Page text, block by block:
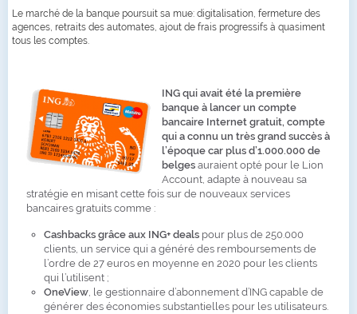
Le marché de la banque poursuit sa mue: digitalisation, fermeture des
agences, retraits des automates, ajout de frais progressifs à quasiment
tous les comptes.
ING qui avait été la première
banque à lancer un compte
bancaire Internet gratuit, compte
qui a connu un très grand succès à
l’époque car plus d’1.000.000 de
belgesauraient opté pour le Lion
Account, adapte à nouveau sa
stratégie en misant cette fois sur de nouveaux services
bancaires gratuits comme :
Cashbacks grâce aux ING+ dealspour plus de 250.000
clients, un service qui a généré des remboursements de
l’ordre de 27 euros en moyenne en 2020 pour les clients
qui l’utilisent ;
OneView, le gestionnaire d’abonnement d’ING capable de
générer des économies substantielles pour les utilisateurs.